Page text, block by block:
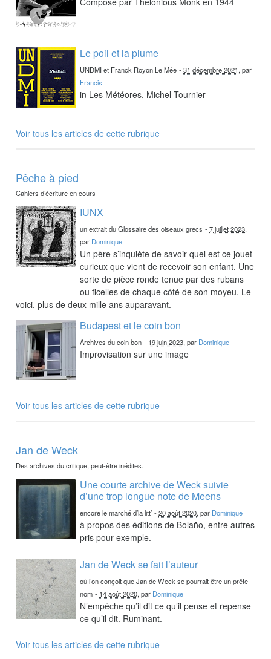
Le poil et la plume
UNDMI et Franck Royon Le Mée -31 décembre 2021, par
Francis
in Les Météores, Michel Tournier
Voir tous les articles de cette rubrique
Pêche à pied
Cahiers d’écriture en cours
IUNX
un extrait du Glossaire des oiseaux grecs -7 juillet 2023,
par Dominique
Un père s’inquiète de savoir quel est ce jouet
curieux que vient de recevoir son enfant. Une
sorte de pièce ronde tenue par des rubans
ou ficelles de chaque côté de son moyeu. Le
voici, plus de deux mille ans auparavant.
Budapest et le coin bon
Archives du coin bon - 19 juin 2023, par Dominique
Improvisation sur une image
Voir tous les articles de cette rubrique
Jan de Weck
Des archives du critique, peut-être inédites.
Une courte archive de Weck suivie
d’une trop longue note de Meens
encore le marché d’la litt’ -20 août 2020, par Dominique
à propos des éditions de Bolaño, entre autres
pris pour exemple.
Jan de Weck se fait l’auteur
où l’on conçoit que Jan de Weck se pourrait être un prête-
nom - 14 août 2020, par Dominique
N’empêche qu’il dit ce qu’il pense et repense
ce qu’il dit. Ruminant.
Voir tous les articles de cette rubrique